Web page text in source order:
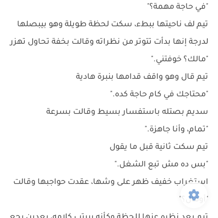
"في حاجة مهمة؟"
تيم لف ناحيتها ببطء، سكت لحظة طويلة وهو بيبصلها
لدرجة إنها بدأت تتوتر من نظراته وقالت بخفة تحاول تهزر
"مالك؟ خوفتني."
تيم قال وهو واقف قدامها بنبرة هادية
"محتاجك في كام حاجة كده."
سديم بصتله باستفسار بسيط وقالت بسرعة
"تمام، وأنا جاهزة."
تيم سكت ثانية قبل ما يقول
"بس ده مش تبع الشغل."
استغراب خفيف ظهر على وشها، عقدت حواجبها وقالت
"أومال؟"